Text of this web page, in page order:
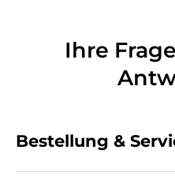
Ihre
Bestellung &